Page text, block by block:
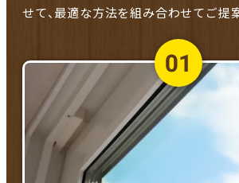
せて、 最適な方法を組み合わせてご提